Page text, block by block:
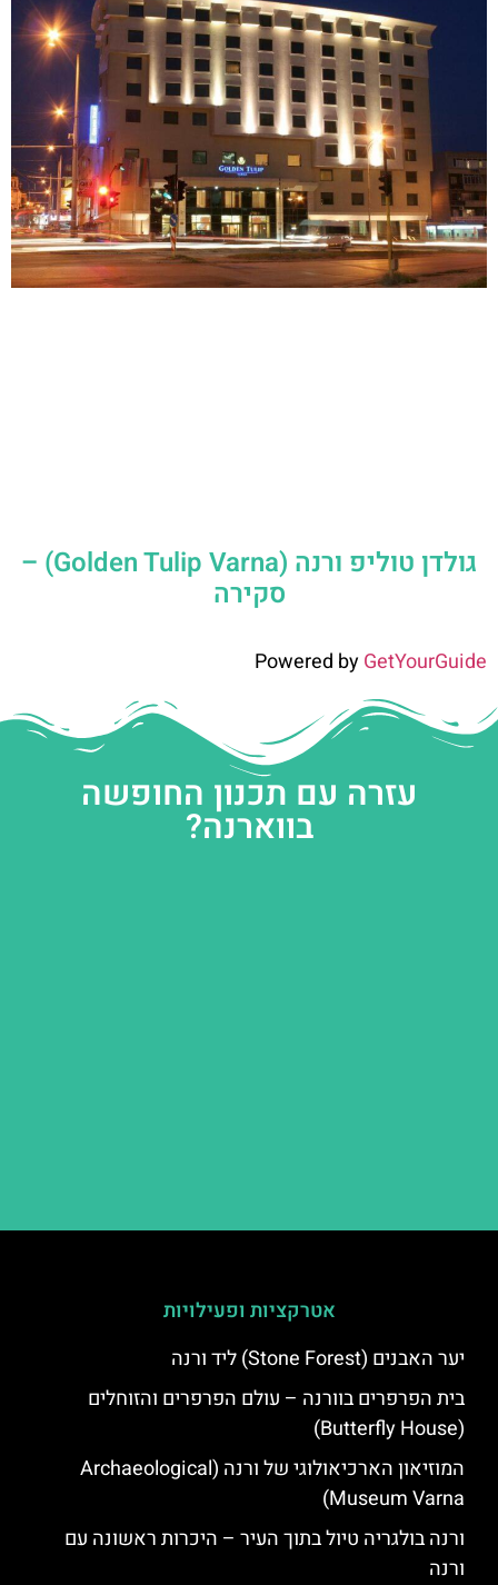
גולדן טוליפ ורנה (Golden Tulip Varna) –
סקירה
Powered byGetYourGuide
עזרה עם תכנון החופשה
בווארנה?
אטרקציות ופעילויות
יער האבנים (Stone Forest) ליד ורנה
בית הפרפרים בוורנה – עולם הפרפרים והזוחלים
(Butterfly House)
המוזיאון הארכיאולוגי של ורנה (Archaeological
Museum Varna)
ורנה בולגריה טיול בתוך העיר – היכרות ראשונה עם
ורנה